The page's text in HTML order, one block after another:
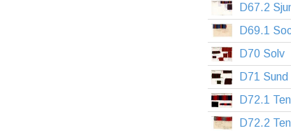
D67.2
D69.1
D70 Solv
D71 Sund
D72.1
D72.2